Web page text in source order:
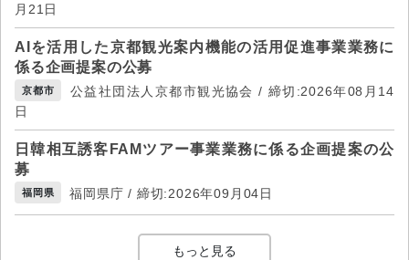
月21日
AIを活用した京都観光案内機能の活用促進事業業務に
係る企画提案の公募
京都市
公益社団法人京都市観光協会 / 締切:2026年08月14
日
日韓相互誘客FAMツアー事業業務に係る企画提案の公
募
福岡県 福岡県庁 / 締切:2026年09月04日
もっと見る